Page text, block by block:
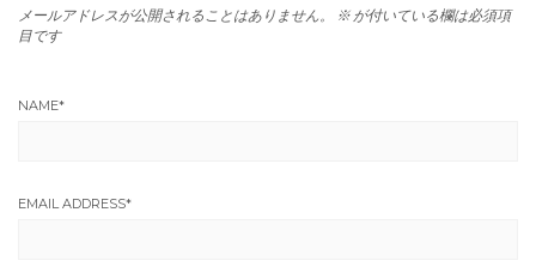
メールアドレスが公開されることはありません。 ※ が付いている欄は必須項
目です
NAME*
EMAIL ADDRESS*